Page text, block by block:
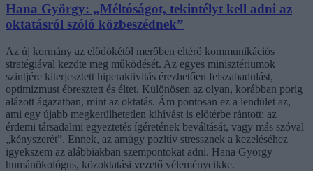
Hana György: „Méltóságot, tekintélyt kell adni az
oktatásról szóló közbeszédnek”
Az új kormány az elődökétől merőben eltérő kommunikációs
stratégiával kezdte meg működését. Az egyes minisztériumok
szintjére kiterjesztett hiperaktivitás érezhetően felszabadulást,
optimizmust ébresztett és éltet. Különösen az olyan, korábban porig
alázott ágazatban, mint az oktatás. Ám pontosan ez a lendület az,
ami egy újabb megkerülhetetlen kihívást is előtérbe rántott: az
érdemi társadalmi egyeztetés ígéretének beváltását, vagy más szóval
„kényszerét”. Ennek, az amúgy pozitív stressznek a kezeléséhez
igyekszem az alábbiakban szempontokat adni. Hana György
humánökológus, közoktatási vezető véleménycikke.